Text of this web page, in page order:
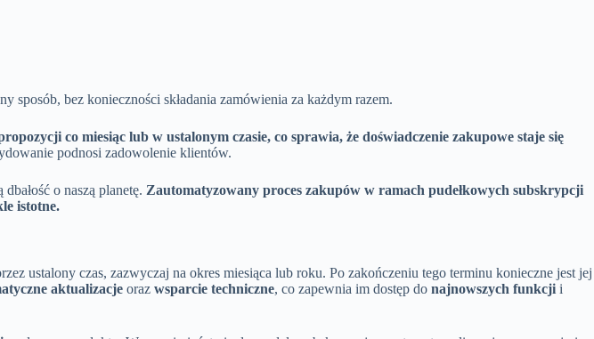
bez konieczności składania zamówienia za każdym razem.
co miesiąc lub w ustalonym czasie, co sprawia, że doświadczenie zakupowe staje się
podnosi zadowolenie klientów.
o naszą planetę. Zautomatyzowany proces zakupów w ramach pudełkowych subskrypcji
istotne.
ustalony czas, zazwyczaj na okres miesiąca lub roku. Po zakończeniu tego terminu konieczne jest jej
aktualizacje oraz wsparcie techniczne, co zapewnia im dostęp do najnowszych funkcji i